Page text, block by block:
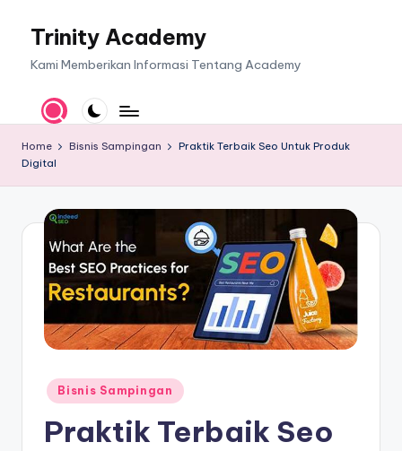
Trinity Academy
Kami Memberikan Informasi Tentang Academy
Home Bisnis Sampingan
Praktik Terbaik Seo Untuk Produk
Digital
Posted
in
Bisnis Sampingan
Praktik Terbaik Seo